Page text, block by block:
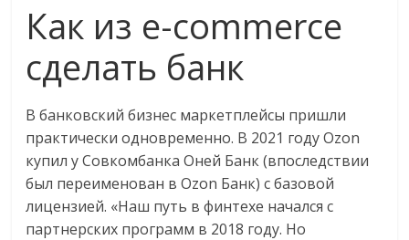
Как из е-commerce
сделать банк
В банковский бизнес маркетплейсы пришли
практически одновременно. В 2021 году Ozon
купил у Совкомбанка Оней Банк (впоследствии
был переименован в Ozon Банк) с базовой
лицензией. «Наш путь в финтехе начался с
партнерских программ в 2018 году. Но